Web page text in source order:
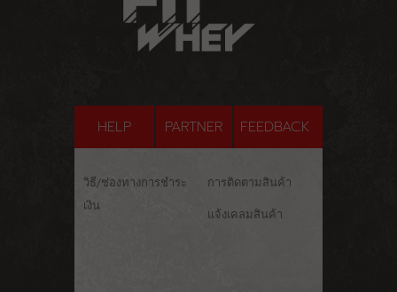
HELP PARTNER FEEDBACK
วิธี/ช่องทางการชำระ
เงิน
การติดตามสินค้า
แจ้งเคลมสินค้า